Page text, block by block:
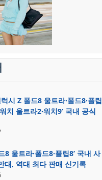
시 Z 폴드8 울트라·폴드8·플립
치 울트라2·워치9’ 국내 공식
8 울트라·폴드8·플립8’ 국내 사
대, 역대 최다 판매 신기록